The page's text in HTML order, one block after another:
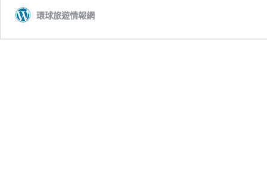
環球旅遊情報網